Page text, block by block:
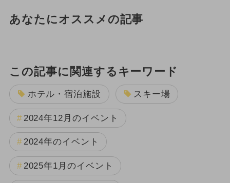
あなたにオススメの記事
この記事に関連するキーワード
ホテル・宿泊施設 スキー場
2024年12月のイベント
2024年のイベント
2025年1月のイベント